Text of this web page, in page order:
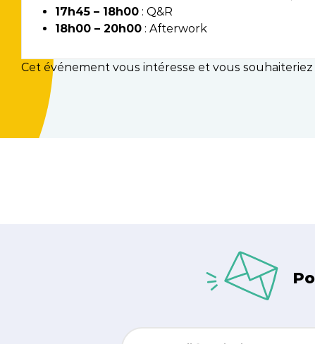
17h45 – 18h00 : Q&R
18h00 – 20h00 : Afterwork
Cet événement vous intéresse et vous
Email